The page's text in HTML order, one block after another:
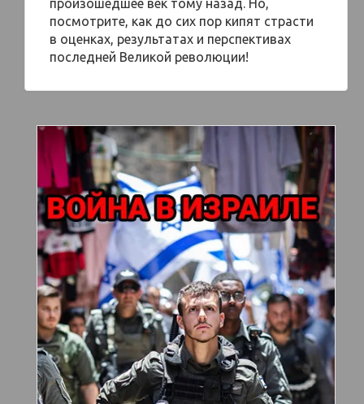
произошедшее век тому назад. Но,
посмотрите, как до сих пор кипят страсти
в оценках, результатах и перспективах
последней Великой революции!